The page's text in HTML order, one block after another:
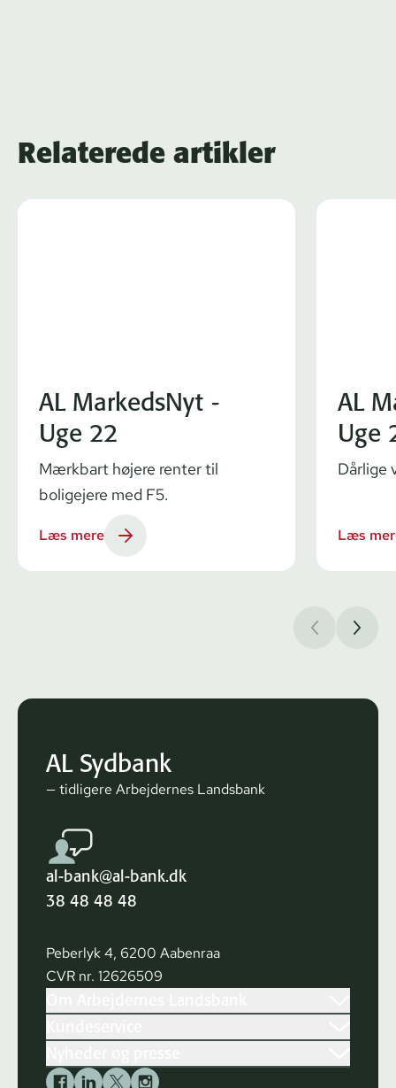
Relaterede artikler
AL MarkedsNyt -
Uge 22
Mærkbart højere renter til
boligejere med F5.
Læs mere
AL
Uge
Dårlige
Læs
AL Sydbank
— tidligere Arbejdernes Landsbank
al-bank@al-bank.dk
38 48 48 48
Peberlyk 4, 6200 Aabenraa
CVR nr. 12626509